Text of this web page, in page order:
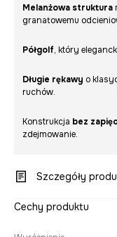
Melanżowa struktura
granatowemu
Półgolf, który
Długie rękawy o
ruchów.
Konstrukcja bez
zdejmowanie.
Szczegóły
Cechy produktu